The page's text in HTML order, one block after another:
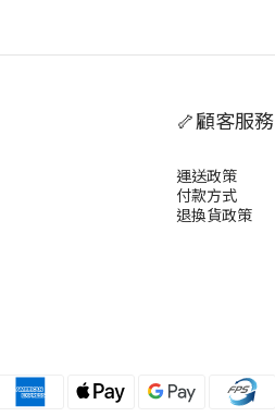
🦴顧客服務
運送政策
付款方式
退換貨政策